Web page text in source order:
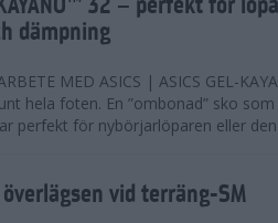
dämpning
MED ASICS | ASICS GEL-
hela foten. En ”ombonad” sko
perfekt för nybörjarlöparen eller
vid terräng-SM